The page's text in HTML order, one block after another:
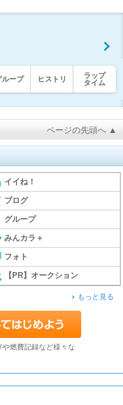
ループ ヒストリ
ラップ
タイム
ページの先頭へ ▲
イイね！
ブログ
グループ
みんカラ＋
フォト
【PR】オークション
もっと見る
燃費記録など様々な